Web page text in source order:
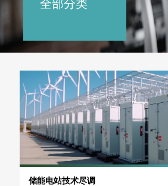
全部分类
储能电站技术尽调